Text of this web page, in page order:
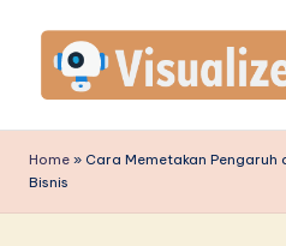
content
is
u
Home » Cara Memetakan
Bisnis